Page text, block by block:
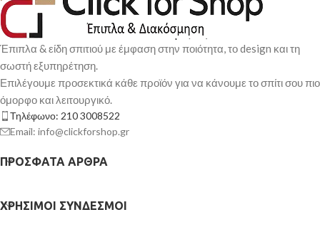
Έπιπλα & είδη σπιτιού με έμφαση στην ποιότητα, το design και τη
σωστή εξυπηρέτηση.
Επιλέγουμε προσεκτικά κάθε προϊόν για να κάνουμε το σπίτι σου πιο
όμορφο και λειτουργικό.
Τηλέφωνο: 210 3008522
Email: info@clickforshop.gr
ΠΡΌΣΦΑΤΑ ΆΡΘΡΑ
ΧΡΉΣΙΜΟΙ ΣΎΝΔΕΣΜΟΙ